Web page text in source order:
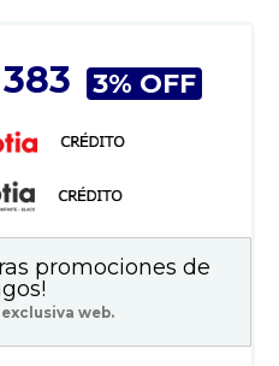
3% OFF
promociones de
web.